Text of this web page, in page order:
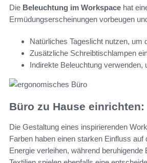
Die Beleuchtung im Workspace hat
Ermüdungserscheinungen vorbeugen
Natürliches Tageslicht nutzen, um
Zusätzliche Schreibtischlampen
Indirekte Beleuchtung
Büro zu Hause
Die Gestaltung eines inspirierenden
Farben haben einen starken Einfluss
Energie verleihen, während